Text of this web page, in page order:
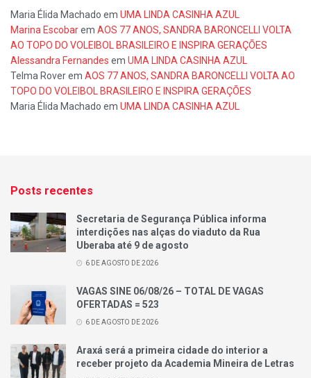
Maria Élida Machado em UMA LINDA CASINHA AZUL
Marina Escobarem AOS 77 ANOS, SANDRA BARONCELLI VOLTA
AO TOPO DO VOLEIBOL BRASILEIRO E INSPIRA GERAÇÕES
Alessandra Fernandes em UMA LINDA CASINHA AZUL
Telma Roverem AOS 77 ANOS, SANDRA BARONCELLI VOLTA AO
TOPO DO VOLEIBOL BRASILEIRO E INSPIRA GERAÇÕES
Maria Élida Machado em UMA LINDA CASINHA AZUL
Posts recentes
Secretaria de Segurança Pública informa
interdições nas alças do viaduto da Rua
Uberaba até 9 de agosto
6 DE AGOSTO DE 2026
VAGAS SINE 06/08/26 – TOTAL DE VAGAS
OFERTADAS = 523
6 DE AGOSTO DE 2026
Araxá será a primeira cidade do interior a
receber projeto da Academia Mineira de Letras